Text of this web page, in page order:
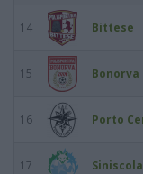
14 Bittese
15 Bonorva
16 Porto
17